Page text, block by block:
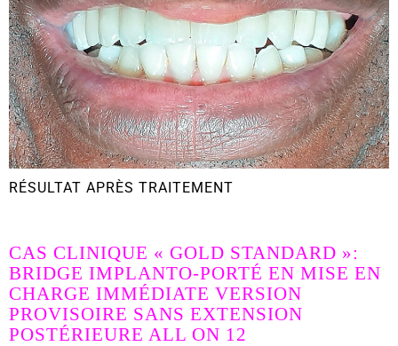
RÉSULTAT APRÈS TRAITEMENT
CAS CLINIQUE « GOLD STANDARD »:
BRIDGE IMPLANTO-PORTÉ EN MISE EN
CHARGE IMMÉDIATE VERSION
PROVISOIRE SANS EXTENSION
POSTÉRIEURE ALL ON 12